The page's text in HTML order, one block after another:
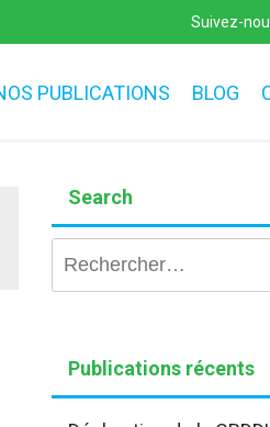
Suivez-
PUBLICATIONS BLOG
Search
Publications récents